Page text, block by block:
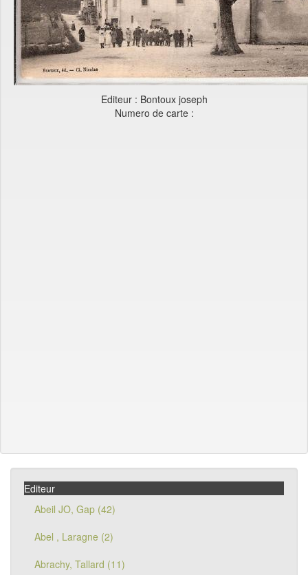
Editeur : Bontoux joseph
Numero de carte :
Editeur
Abeil JO, Gap (42)
Abel , Laragne (2)
Abrachy, Tallard (11)